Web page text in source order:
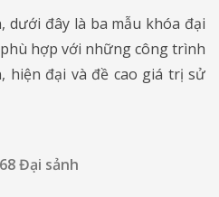
dưới đây là ba mẫu khóa đại
hợp với những công trình
hiện đại và đề cao giá trị sử
Đại sảnh